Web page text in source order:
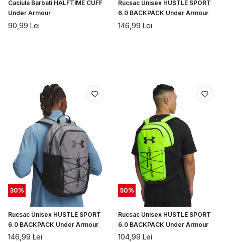
Caciula Barbati HALFTIME CUFF
Under Armour
90,99 Lei
Rucsac Unisex HUSTLE SPORT
6.0 BACKPACK Under Armour
146,99 Lei
30%
Rucsac Unisex HUSTLE SPORT
6.0 BACKPACK Under Armour
146,99 Lei
50%
Rucsac Unisex HUSTLE SPORT
6.0 BACKPACK Under Armour
104,99 Lei